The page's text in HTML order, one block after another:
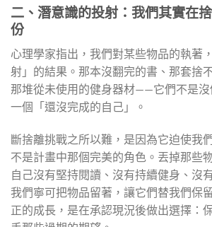
二、潛意識的投射：我們其實在
份
心理學家指出，我們對某些物品的執著
射」的結果。那本沒翻完的書、那套捨
那堆從未使用的健身器材——它們不是
一個「還沒完成的自己」。
斷捨離挑戰之所以難，是因為它迫使我
不是計畫中那個完美的角色。丟掉那些
自己沒有堅持閱讀、沒有持續健身、沒
我們寧可把物品留著，讓它們替我們保
正的成長，是在承認現況後做出選擇：